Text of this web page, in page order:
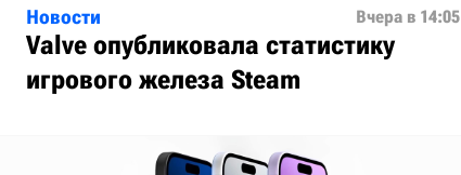
Новости Вчера в 14:05
Valve опубликовала статистику
игрового железа Steam